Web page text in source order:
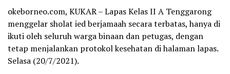
okeborneo.com, KUKAR – Lapas Kelas II A Tenggarong
menggelar sholat ied berjamaah secara terbatas, hanya di
ikuti oleh seluruh warga binaan dan petugas, dengan
tetap menjalankan protokol kesehatan di halaman lapas.
Selasa (20/7/2021).